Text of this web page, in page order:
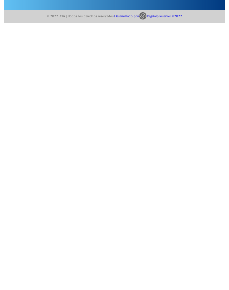
© 2022 ATA | Todos los derechos reservadosDesarrollado por Digitalproserver ©2022